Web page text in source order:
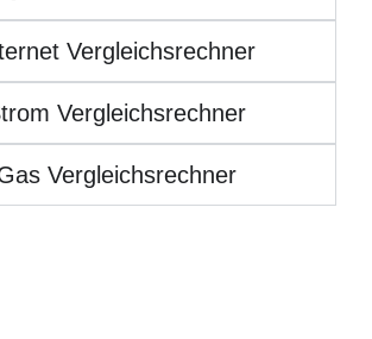
Vergleichsrechner
Vergleichsrechner
Vergleichsrechner